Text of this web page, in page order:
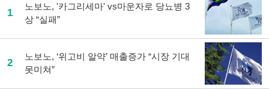
1
노보노, '카그리세마' vs마운자로 당뇨병 3
상 “실패”
2
노보노, ‘위고비 알약’ 매출증가 “시장 기대
못미쳐”